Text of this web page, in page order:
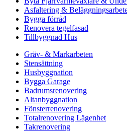
Asfaltering &
Bygga förråd
Renovera tegelfasad
Tillbyggnad Hus
Gräv- & Markarbeten
Stensättning
Husbyggnation
Bygga Garage
Badrumsrenovering
Altanbyggnation
Fönsterrenovering
Totalrenovering Lägenhet
Takrenovering